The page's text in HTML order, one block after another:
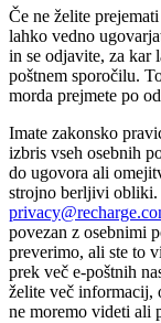
Če ne želite
lahko vedno
in se odjavite, za kar
poštnem sporočilu.
morda prejmete po
Imate zakonsko
izbris vseh osebnih
do ugovora ali
strojno berljivi obliki.
povezan z osebnimi
preverimo, ali ste to
prek več e-poštnih
želite več informacij,
ne moremo videti ali